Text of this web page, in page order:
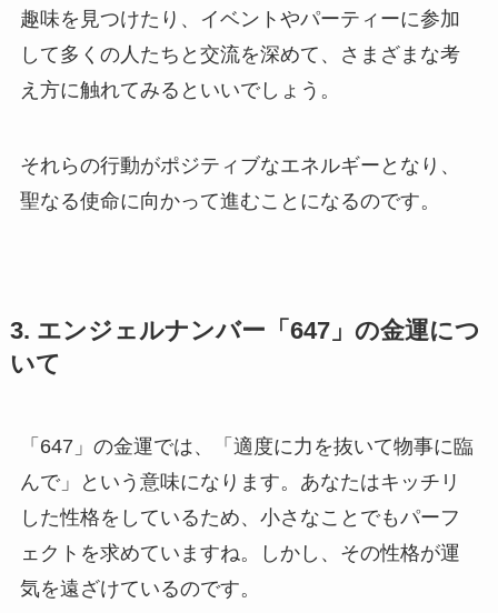
趣味を見つけたり、イベントやパーティーに参加
して多くの人たちと交流を深めて、さまざまな考
え方に触れてみるといいでしょう。
それらの行動がポジティブなエネルギーとなり、
聖なる使命に向かって進むことになるのです。
3. エンジェルナンバー「647」の金運につ
いて
「647」の金運では、「適度に力を抜いて物事に臨
んで」という意味になります。あなたはキッチリ
した性格をしているため、小さなことでもパーフ
ェクトを求めていますね。しかし、その性格が運
気を遠ざけているのです。